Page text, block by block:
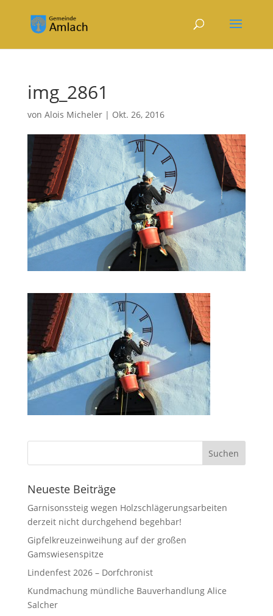
img_2861
von Alois Micheler| Okt. 26, 2016
Neueste Beiträge
Garnisonssteig wegen Holzschlägerungsarbeiten
derzeit nicht durchgehend begehbar!
Gipfelkreuzeinweihung auf der großen
Gamswiesenspitze
Lindenfest 2026 – Dorfchronist
Kundmachung mündliche Bauverhandlung Alice
Salcher